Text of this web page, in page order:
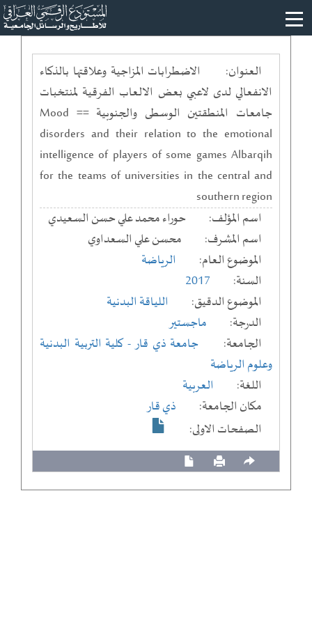
العنوان:
الاضطرابات المزاجية وعلاقتها بالذكاء
الانفعالي لدى لاعبي بعض الالعاب الفرقية لمنتخبات
جامعات المنطقتين الوسطى والجنوبية == Mood
disorders and their relation to the emotional
intelligence of players of some games Albarqih
for the teams of universities in the central and
southern region
اسم المؤلف:
حوراء محمد علي حسن السعيدي
اسم المشرف:
محسن علي السعداوي
الموضوع العام:
الرياضة
السنة:
2017
الموضوع الدقيق:
اللياقة البدنية
الدرجة:
ماجستير
الجامعة:
جامعة ذي قار- كلية التربية البدنية
وعلوم الرياضة
اللغة:
العربية
مكان الجامعة:
ذي قار
الصفحات الاولى: